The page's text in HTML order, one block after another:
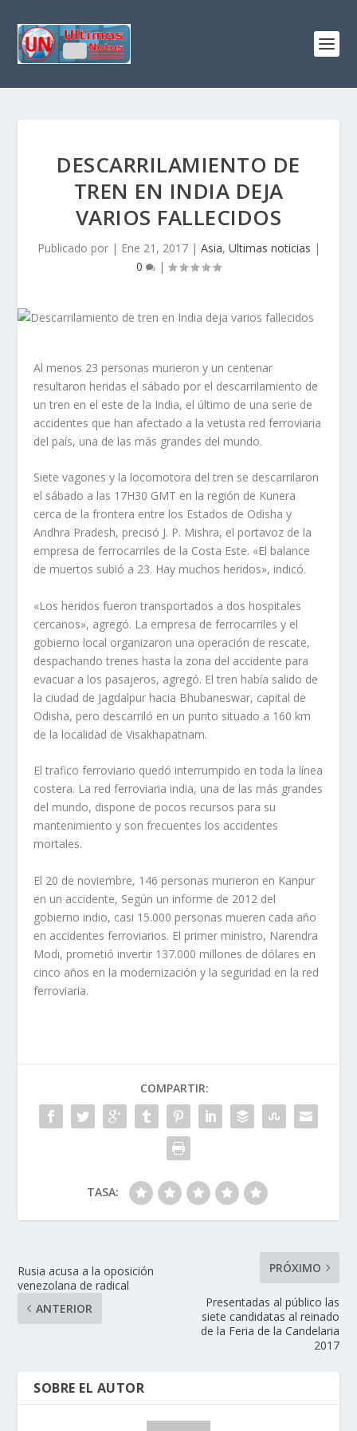
DESCARRILAMIENTO DE
TREN EN INDIA DEJA
VARIOS FALLECIDOS
Publicado por | Ene 21, 2017| Asia, Ultimas noticias |
0
|
Al menos 23 personas murieron y un centenar
resultaron heridas el sábado por el descarrilamiento de
un tren en el este de la India, el último de una serie de
accidentes que han afectado a la vetusta red ferroviaria
del país, una de las más grandes del mundo.
Siete vagones y la locomotora del tren se descarrilaron
el sábado a las 17H30 GMT en la región de Kunera
cerca de la frontera entre los Estados de Odisha y
Andhra Pradesh, precisó J. P. Mishra, el portavoz de la
empresa de ferrocarriles de la Costa Este. «El balance
de muertos subió a 23. Hay muchos heridos», indicó.
«Los heridos fueron transportados a dos hospitales
cercanos», agregó. La empresa de ferrocarriles y el
gobierno local organizaron una operación de rescate,
despachando trenes hasta la zona del accidente para
evacuar a los pasajeros, agregó. El tren había salido de
la ciudad de Jagdalpur hacia Bhubaneswar, capital de
Odisha, pero descarriló en un punto situado a 160 km
de la localidad de Visakhapatnam.
El trafico ferroviario quedó interrumpido en toda la línea
costera. La red ferroviaria india, una de las más grandes
del mundo, dispone de pocos recursos para su
mantenimiento y son frecuentes los accidentes
mortales.
El 20 de noviembre, 146 personas murieron en Kanpur
en un accidente, Según un informe de 2012 del
gobierno indio, casi 15.000 personas mueren cada año
en accidentes ferroviarios. El primer ministro, Narendra
Modi, prometió invertir 137.000 millones de dólares en
cinco años en la modernización y la seguridad en la red
ferroviaria.
COMPARTIR:
TASA:
Rusia acusa a la oposición
venezolana de radical
ANTERIOR
PRÓXIMO
Presentadas al público las
siete candidatas al reinado
de la Feria de la Candelaria
2017
SOBRE EL AUTOR